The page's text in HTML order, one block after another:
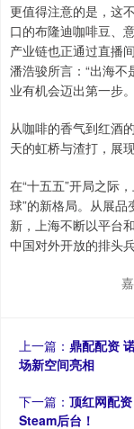
更值得注意的是，这
口的布隆迪咖啡豆、
产业链也正通过直播
潘浩骏所言：“出海
业有机会迈出第一步
从咖啡的香气到红酒
天的虹桥与渣打，展
在“十五五”开局之际
球”的新格局。从展
新，上海不断以平台
中国对外开放的排头兵
上一篇： 鼎配配资
场新空间亮相
下一篇： 顶红网配
Steam后台！